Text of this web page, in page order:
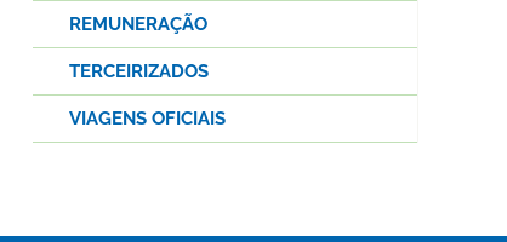
REMUNERAÇÃO
TERCEIRIZADOS
VIAGENS OFICIAIS